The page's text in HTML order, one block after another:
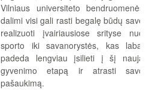
Vilniaus universiteto bendruomenės
dalimi visi gali rasti begalę būdų save
realizuoti įvairiausiose srityse nuo
sporto iki savanorystės, kas labai
padeda lengviau įsilieti į šį naują
gyvenimo etapą ir atrasti savo
pašaukimą.